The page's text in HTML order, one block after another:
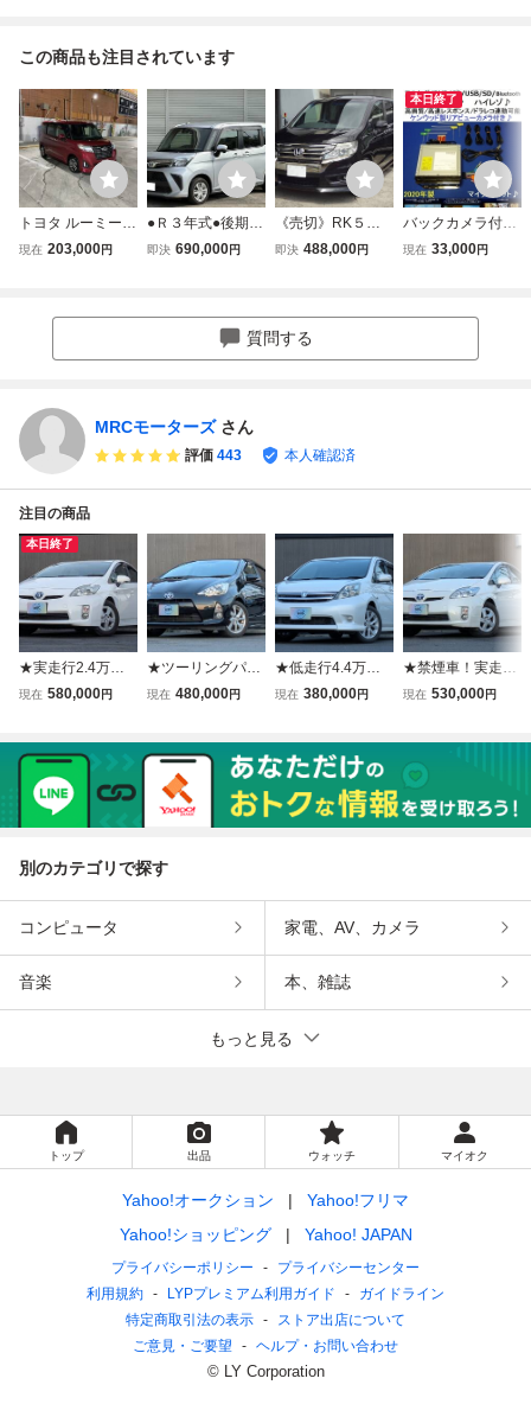
この商品も注目されています
トヨタ ルーミー 2
019年式 走行56,0
現在 203,000円
●Ｒ３年式●後期型
●実走行２万キロ●
ヘッドライト●プ
ッシュスタート●
即決 690,000円
《売切》RK５後
期型２５年上級ス
ラHDDナビフルセ
グTV後席モニター
即決 488,000円
本日終了
バックカメラ付き
♪ハンズフリー通
現在 33,000円
質問する
MRCモーターズ さん
評価 443 本人確認済
注目の商品
本日終了
★実走行2.4万
㌔！上級！禁煙
ビ！フルセグTV！
Bluetooth接続！ス
テリモ！フォグラ
イト！オートライ
現在 580,000円
★ツーリングパッ
ケージ！H25年！
スタート！ドラレ
コ！Bluetooth接
続！フルセグTV
ETC！オートライ
現在 480,000円
★低走行4.4万キ
ロ！H21年！アイ
ライド！フルセグ
TV！バックカメ
ラ！ETC！SDナ
ビ！3列シート！
現在 380,000円
★禁煙車！実走行
3.5万キロ！プリ
コ！純正SDナ
ビ！ワンセグTV！
フォグライト！純
現在 530,000円
別のカテゴリで探す
コンピュータ 家電、AV、カメラ
音楽 本、雑誌
もっと見る
トップ 出品 ウォッチ マイオク
Yahoo!オークション
Yahoo!フリマ
Yahoo!ショッピング
Yahoo! JAPAN
プライバシーポリシー
プライバシーセンター
利用規約
LYPプレミアム利用ガイド
ガイドライン
特定商取引法の表示
ストア出店について
ご意見・ご要望
ヘルプ・お問い合わせ
© LY Corporation